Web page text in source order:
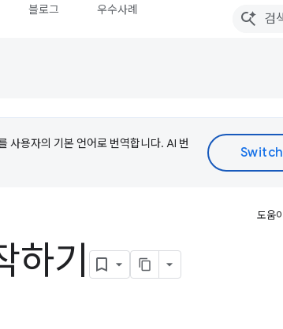
블로그 우수사례
사용자의 기본 언어로 번역합니다. AI 번
도움
기